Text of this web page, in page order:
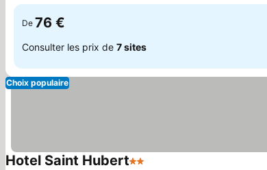
De 76 €
Consulter les prix de 7 sites
Choix populaire
Hotel Saint Hubert